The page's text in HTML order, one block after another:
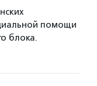
помощи
блока.